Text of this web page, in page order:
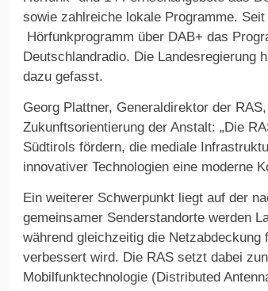
sowie zahlreiche lokale Programme.
Hörfunkprogramm über DAB+ das
Deutschlandradio. Die Landesregierung
dazu gefasst.
Georg Plattner, Generaldirektor der
Zukunftsorientierung der Anstalt: „Die
Südtirols fördern, die mediale
innovativer Technologien eine moderne
Ein weiterer Schwerpunkt liegt auf der
gemeinsamer Senderstandorte werden
während gleichzeitig die
verbessert wird. Die RAS setzt dabei
Mobilfunktechnologie (Distributed